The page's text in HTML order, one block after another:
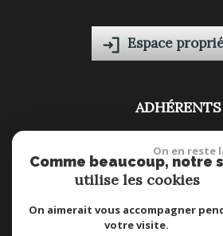
Espace
ADHÉRENTS
On en reste
Comme beaucoup, notre
utilise les cookies
On aimerait vous accompagner
votre visite.